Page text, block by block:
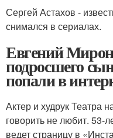
Сергей Астахов -
снимался в сериалах.
Евгений
подросшего
попали в
Актер и худрук Театра
говорить не любит. 53-
ведет страницу в